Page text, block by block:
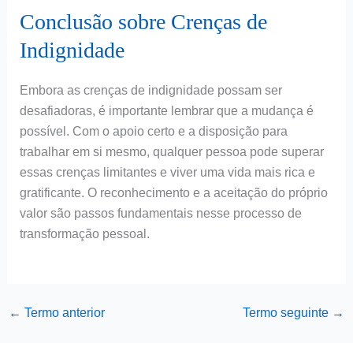
Conclusão sobre Crenças de
Indignidade
Embora as crenças de indignidade possam ser
desafiadoras, é importante lembrar que a mudança é
possível. Com o apoio certo e a disposição para
trabalhar em si mesmo, qualquer pessoa pode superar
essas crenças limitantes e viver uma vida mais rica e
gratificante. O reconhecimento e a aceitação do próprio
valor são passos fundamentais nesse processo de
transformação pessoal.
← Termo anterior Termo seguinte →